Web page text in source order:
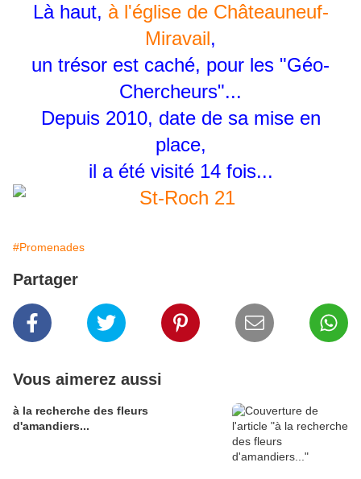
Là haut, à l'église de Châteauneuf-
Miravail,
un trésor est caché, pour les "Géo-
Chercheurs"...
Depuis 2010, date de sa mise en
place,
il a été visité 14 fois...
#Promenades
Partager
Vous aimerez aussi
à la recherche des fleurs
d'amandiers...